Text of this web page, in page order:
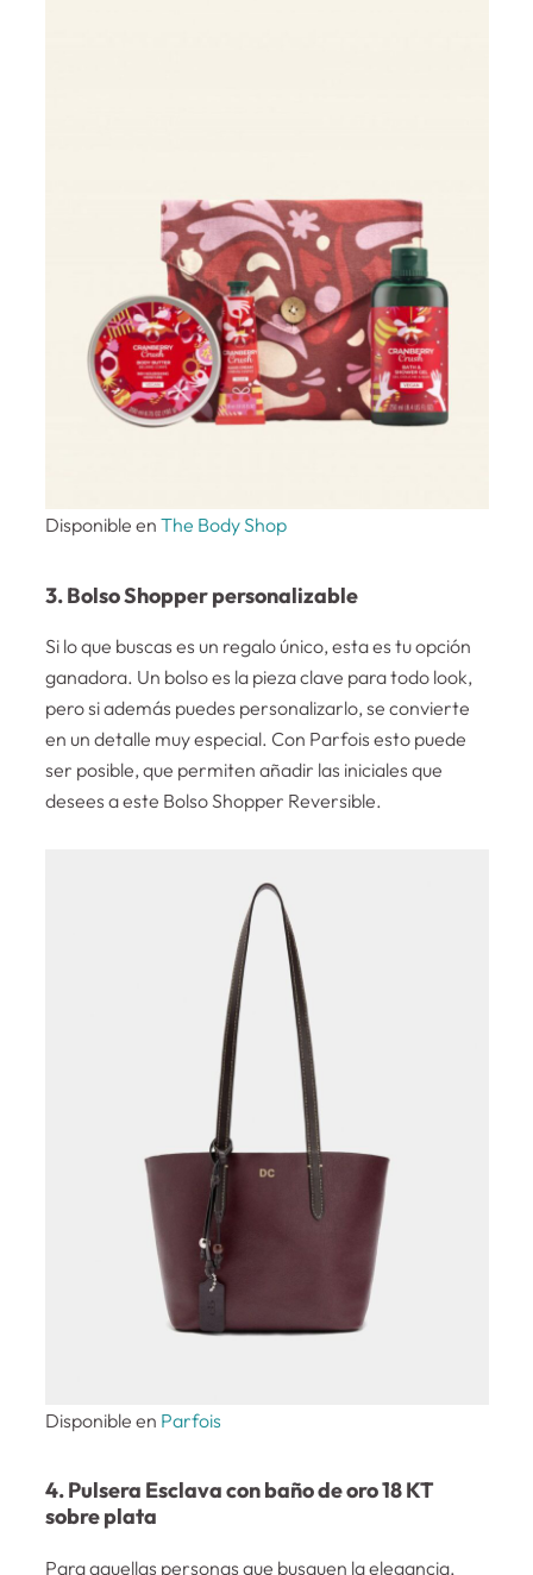
Disponible en The Body Shop
3. Bolso Shopper personalizable
Si lo que buscas es un regalo único, esta es tu opción
ganadora. Un bolso es la pieza clave para todo look,
pero si además puedes personalizarlo, se convierte
en un detalle muy especial. Con Parfois esto puede
ser posible, que permiten añadir las iniciales que
desees a este Bolso Shopper Reversible.
Disponible en Parfois
4. Pulsera Esclava con baño de oro 18 KT
sobre plata
Para aquellas personas que busquen la elegancia,